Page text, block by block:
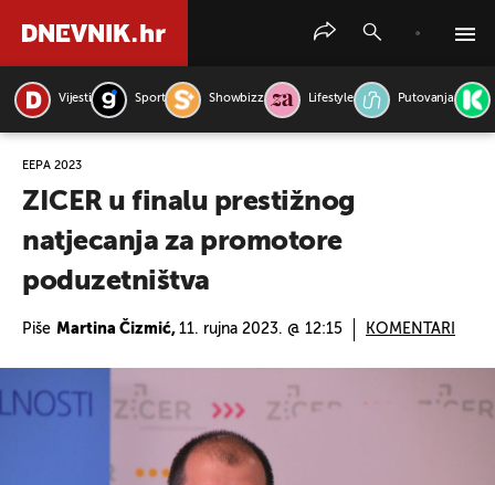
Vijesti Sport Showbizz Lifestyle Putovanja
EEPA 2023
ZICER u finalu prestižnog
natjecanja za promotore
poduzetništva
Piše Martina Čizmić, 11. rujna 2023. @ 12:15 KOMENTARI
PRETRAŽITE VIJESTI